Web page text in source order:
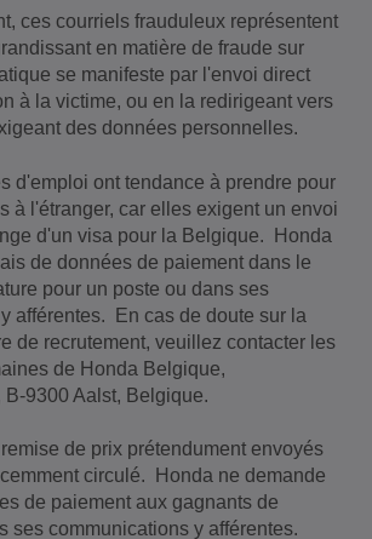
ces courriels frauduleux représentent
en matière de fraude sur
se manifeste par l'envoi direct
à la victime, ou en la redirigeant vers
des données personnelles.
d'emploi ont tendance à prendre pour
à l'étranger, car elles exigent un envoi
d'un visa pour la Belgique. Honda
de données de paiement dans le
pour un poste ou dans ses
afférentes. En cas de doute sur la
de recrutement, veuillez contacter les
de Honda Belgique,
9300 Aalst, Belgique.
de prix prétendument envoyés
circulé. Honda ne demande
de paiement aux gagnants de
ses communications y afférentes.